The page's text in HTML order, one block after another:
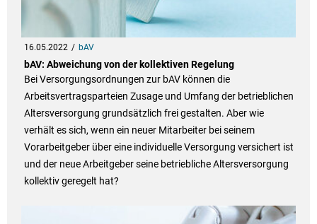
16.05.2022 bAV
bAV: Abweichung von der kollektiven Regelung
Bei Versorgungsordnungen zur bAV können die
Arbeitsvertragsparteien Zusage und Umfang der betrieblichen
Altersversorgung grundsätzlich frei gestalten. Aber wie
verhält es sich, wenn ein neuer Mitarbeiter bei seinem
Vorarbeitgeber über eine individuelle Versorgung versichert ist
und der neue Arbeitgeber seine betriebliche Altersversorgung
kollektiv geregelt hat?